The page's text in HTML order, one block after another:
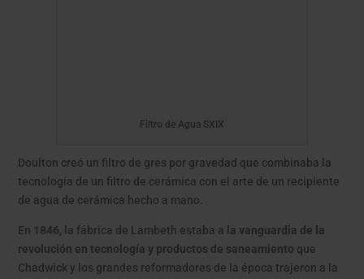
Filtro de Agua SXIX
Doulton creó un filtro de gres por gravedad que combinaba la
tecnología de un filtro de cerámica con el arte de un recipiente
de agua de cerámica hecho a mano.
En 1846, la fábrica de Lambeth estaba a
la vanguardia de la
revolución en tecnología y productos de saneamiento que
Chadwick y los grandes reformadores de la época trajeron a la